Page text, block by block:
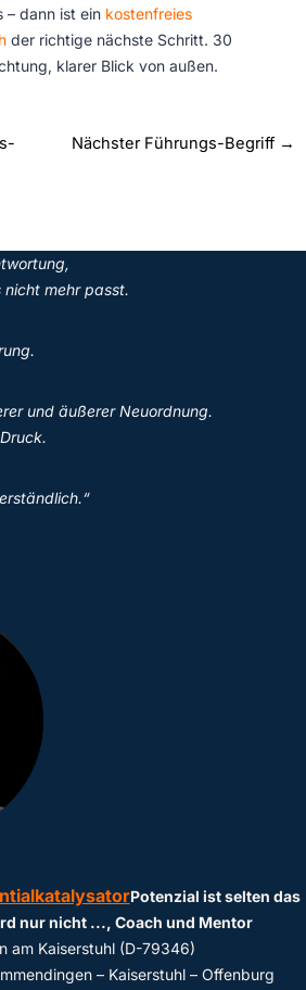
– dann ist ein kostenfreies
der richtige nächste Schritt. 30
klarer Blick von außen.
Nächster Führungs-Begriff →
nicht mehr passt.
und äußerer Neuordnung.
Potenzial ist selten das
nur nicht ..., Coach und Mentor
am Kaiserstuhl (D-79346)
– Kaiserstuhl – Offenburg